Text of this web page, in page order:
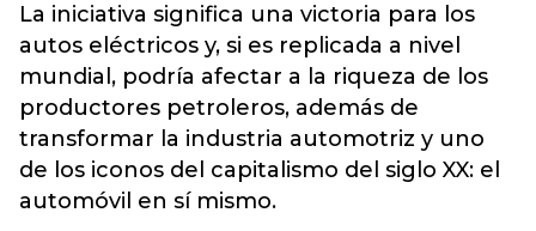
La iniciativa significa una victoria para los
autos eléctricos y, si es replicada a nivel
mundial, podría afectar a la riqueza de los
productores petroleros, además de
transformar la industria automotriz y uno
de los iconos del capitalismo del siglo XX: el
automóvil en sí mismo.